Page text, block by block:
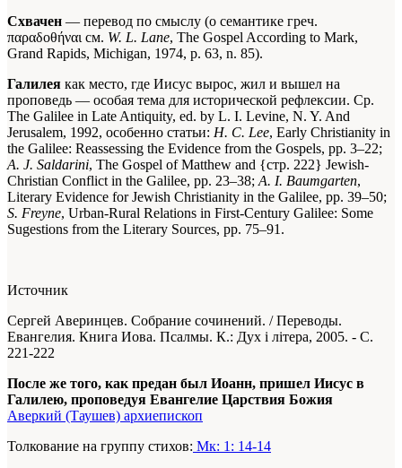
Схвачен — перевод по смыслу (о семантике греч.
παραδοθήναι см. W. L. Lane, The Gospel According to Mark,
Grand Rapids, Michigan, 1974, p. 63, n. 85).
Галилея как место, где Иисус вырос, жил и вышел на
проповедь — особая тема для исторической рефлексии. Ср.
The Galilee in Late Antiquity, ed. by L. I. Levine, N. Y. And
Jerusalem, 1992, особенно статьи: Η. С. Lee, Early Christianity in
the Galilee: Reassessing the Evidence from the Gospels, pp. 3–22;
A. J. Saldarini, The Gospel of Matthew and {стр. 222} Jewish-
Christian Conflict in the Galilee, pp. 23–38; A. I. Baumgarten,
Literary Evidence for Jewish Christianity in the Galilee, pp. 39–50;
S. Freyne, Urban-Rural Relations in First-Century Galilee: Some
Sugestions from the Literary Sources, pp. 75–91.
Источник
Сергей Аверинцев. Собрание сочинений. / Переводы.
Евангелия. Книга Иова. Псалмы. К.: Дух і літера, 2005. - С.
221-222
После же того, как предан был Иоанн, пришел Иисус в
Галилею, проповедуя Евангелие Царствия Божия
Аверкий (Таушев) архиепископ
Толкование на группу стихов: Мк: 1: 14-14